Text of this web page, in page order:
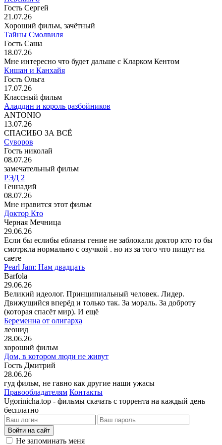
Гость Сергей
21.07.26
Хороший фильм, зачётный
Тайны Смолвиля
Гость Саша
18.07.26
Мне интересно что будет дальше с Кларком Кентом
Кишан и Канхайя
Гость Ольга
17.07.26
Классный фильм
Аладдин и король разбойников
ANTONIO
13.07.26
СПАСИБО ЗА ВСЁ
Суворов
Гость николай
08.07.26
замечательный фильм
РЭД 2
Геннадий
08.07.26
Мне нравится этот фильм
Доктор Кто
Черная Мечница
29.06.26
Если бы еслибы ебланы гение не заблокали доктор кто то бы
смотркла нормально с озучкой . но из за того что пишут на
саете
Pearl Jam: Нам двадцать
Barfola
29.06.26
Великий идеолог. Принципиальный человек. Лидер.
Движущийся вперёд и только так. За мораль. За доброту
(которая спасёт мир). И ещё
Беременна от олигарха
леонид
28.06.26
хороший фильм
Дом, в котором люди не живут
Гость Дмитрий
28.06.26
гуд фильм, не гавно как другие наши ужасы
Правообладателям Контакты
Ugorinicha.top - фильмы скачать с торрента на каждый день
бесплатно
Войти на сайт
Не запоминать меня